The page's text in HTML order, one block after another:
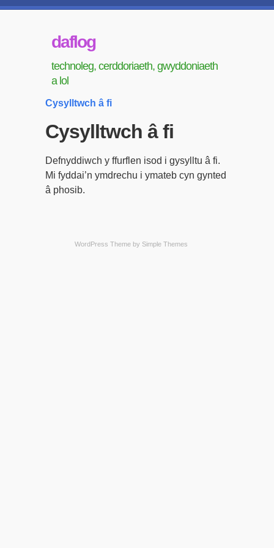
daflog
technoleg, cerddoriaeth, gwyddoniaeth
a lol
Cysylltwch â fi
Cysylltwch â fi
Defnyddiwch y ffurflen isod i gysylltu â fi.
Mi fyddai’n ymdrechu i ymateb cyn gynted
â phosib.
WordPress Theme by Simple Themes